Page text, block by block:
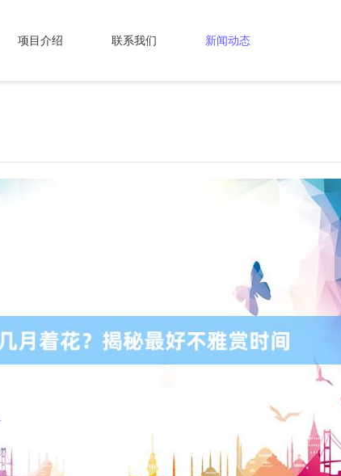
项目介绍 联系我们 新闻动态